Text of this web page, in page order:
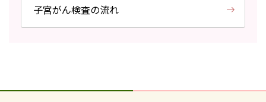
子宮がん検査の流れ